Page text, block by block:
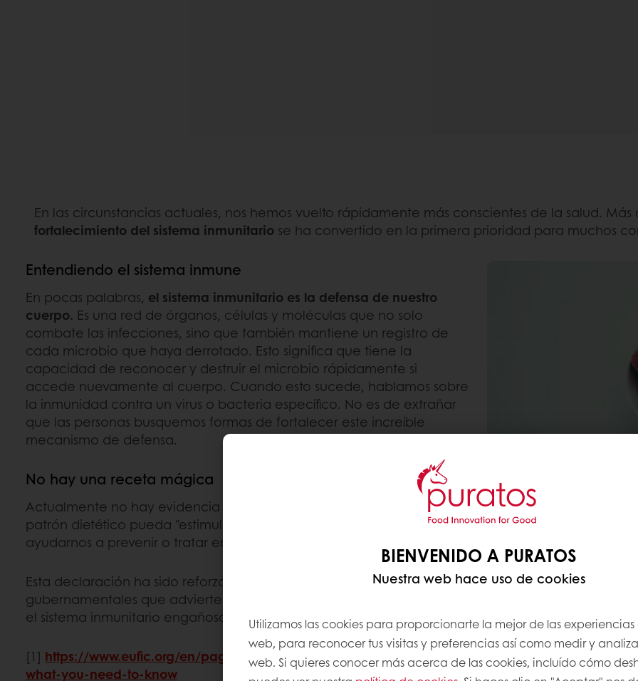
En las circunstancias actuales, nos hemos vuelto rápidamente más conscientes de la salud.
fortalecimiento del sistema inmunitario se ha convertido en la primera prioridad para muchos
Entendiendo el sistema inmune
En pocas palabras, el sistema inmunitario es la defensa de nuestro
cuerpo. Es una red de órganos, células y moléculas que no solo
combate las infecciones, sino que también mantiene un registro de
cada microbio que haya derrotado. Esto significa que tiene la
capacidad de reconocer y destruir el microbio rápidamente si
accede nuevamente al cuerpo. Cuando esto sucede, hablamos sobre
la inmunidad contra un virus o bacteria específico. No es de extrañar
que las personas busquemos formas de fortalecer este increíble
mecanismo de defensa.
No hay una receta mágica
Actualmente no hay evidencia científica de que ningún alimento o
patrón dietético pueda "estimular" nuestro sistema inmunológico y
ayudarnos a prevenir o tratar enfermedades [1].
Esta declaración ha sido reforzada por varias autoridades
gubernamentales que advierten sobre afirmaciones relacionadas con
el sistema inmunitario engañosas o incluso científicamente infundadas.
[1] https://www.eufic.org/en/page/food-and-coronavirus-covid-19-
what-you-need-to-know
BIENVENIDO A PURATOS
Nuestra web hace uso de cookies
Utilizamos las cookies para proporcionarte la mejor de las experiencias
web, para reconocer tus visitas y preferencias así como medir y
web. Si quieres conocer más acerca de las cookies, incluído cómo